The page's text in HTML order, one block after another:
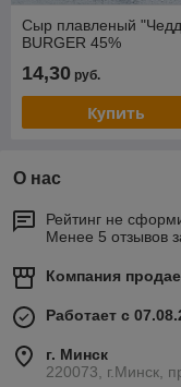
Сыр плавленый
BURGER 45%
14,30 руб.
Купить
О нас
Рейтинг не
Менее 5 отзывов
Компания
Работает с
г. Минск
220073, г.Минск,